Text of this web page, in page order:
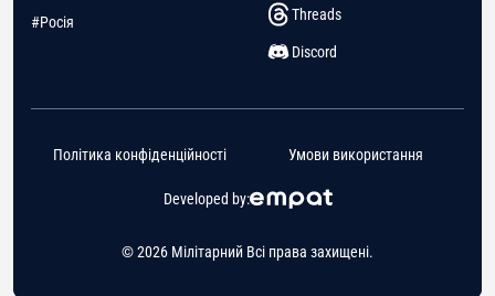
#Росія
Threads
Discord
© 2026 Мілітарний Всі права захищені.
Developed by:
Політика конфіденційності Умови використання